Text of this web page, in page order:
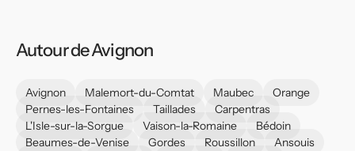
Autour de Avignon
Avignon Malemort-du-Comtat Maubec
Orange
Pernes-les-Fontaines
Taillades
Carpentras
L'Isle-sur-la-Sorgue
Vaison-la-Romaine
Bédoin
Beaumes-de-Venise
Gordes Roussillon
Ansouis